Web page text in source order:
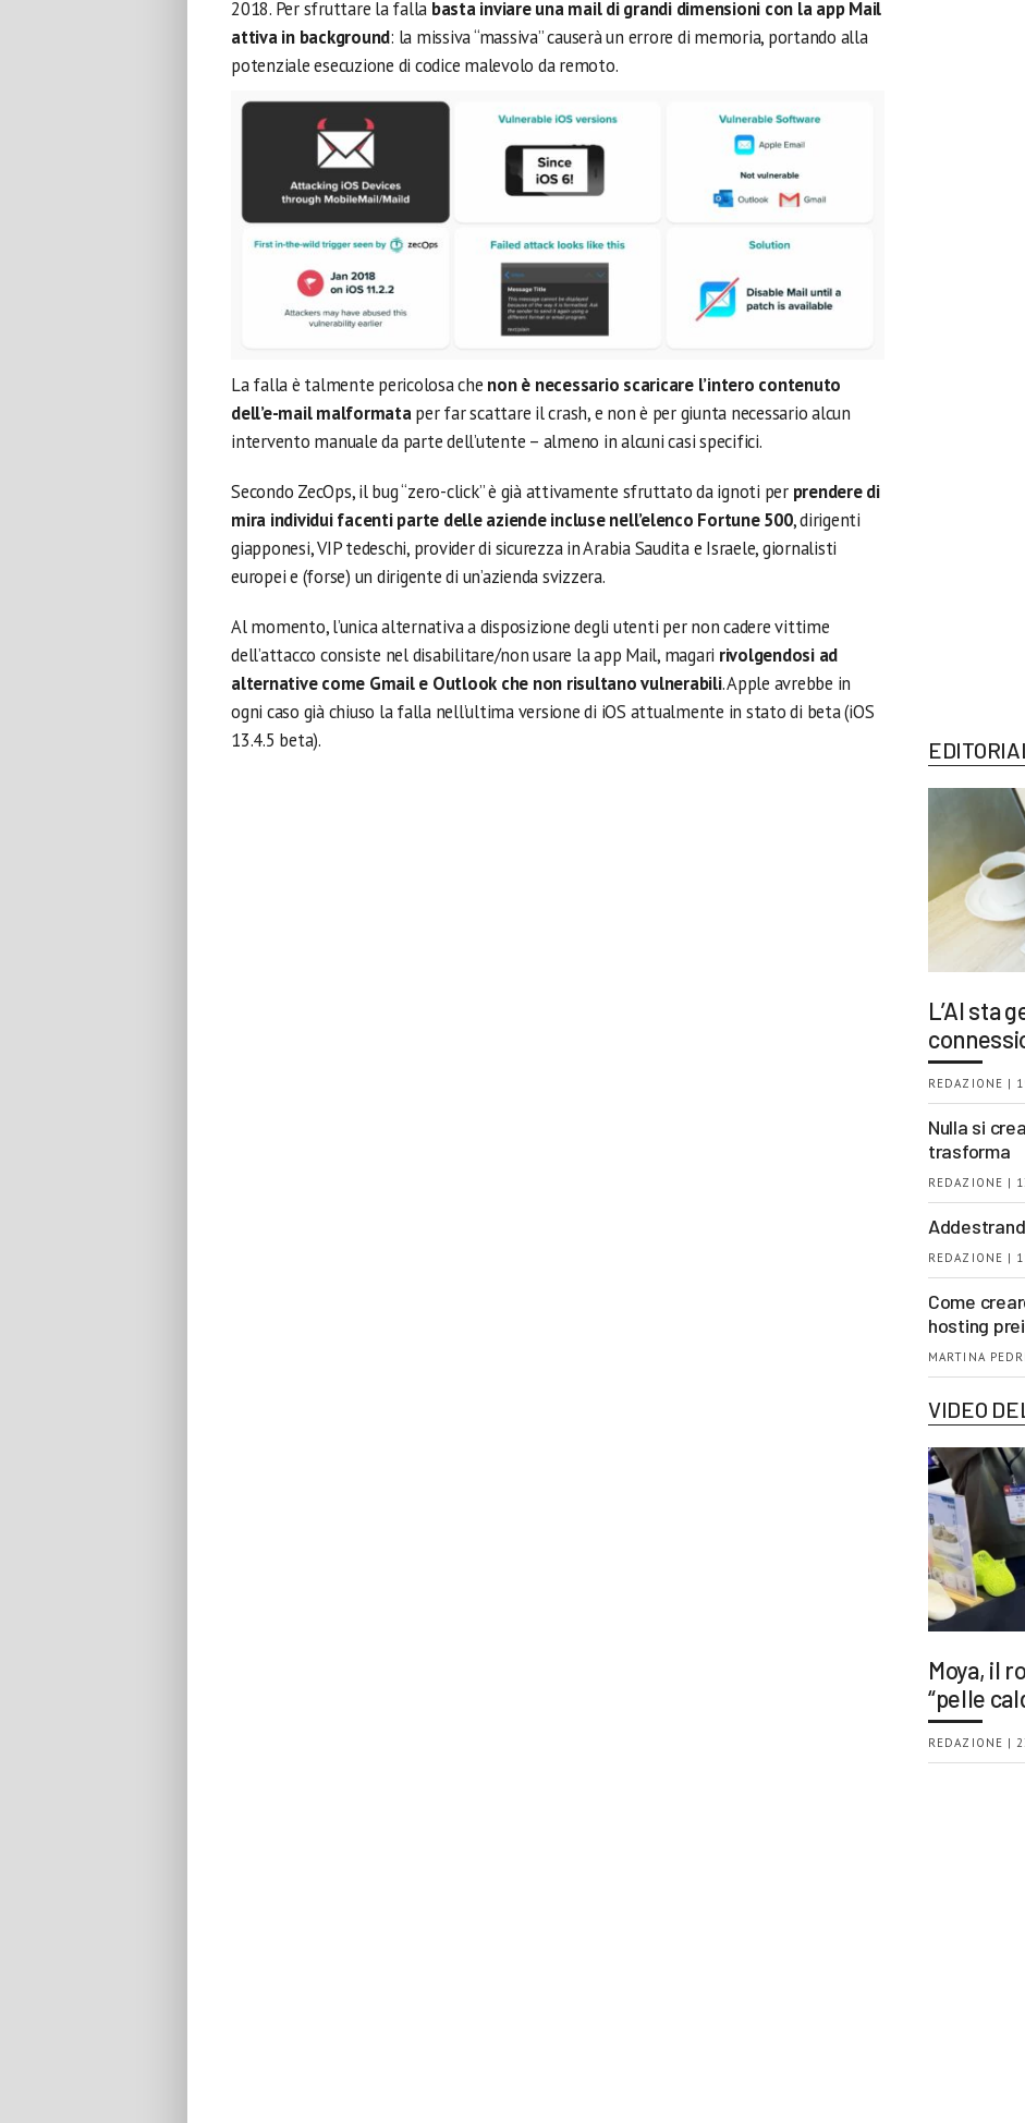
2018. Per sfruttare la falla basta inviare una mail di grandi dimensioni con la app Mail
attiva in background: la missiva “massiva” causerà un errore di memoria, portando alla
potenziale esecuzione di codice malevolo da remoto.
La falla è talmente pericolosa che non è necessario scaricare l’intero contenuto
dell’e-mail malformataper far scattare il crash, e non è per giunta necessario alcun
intervento manuale da parte dell’utente – almeno in alcuni casi specifici.
Secondo ZecOps, il bug “zero-click” è già attivamente sfruttato da ignoti per prendere di
mira individui facenti parte delle aziende incluse nell’elenco Fortune 500, dirigenti
giapponesi, VIP tedeschi, provider di sicurezza in Arabia Saudita e Israele, giornalisti
europei e (forse) un dirigente di un’azienda svizzera.
Al momento, l’unica alternativa a disposizione degli utenti per non cadere vittime
dell’attacco consiste nel disabilitare/non usare la app Mail, magari rivolgendosi ad
alternative come Gmail e Outlook che non risultano vulnerabili. Apple avrebbe in
ogni caso già chiuso la falla nell’ultima versione di iOS attualmente in stato di beta (iOS
13.4.5 beta).
L’AI sta
REDAZIONE |
Nulla si
trasforma
REDAZIONE |
REDAZIONE |
Come
hosting
MARTINA
VIDEO
Moya, il
“pelle
REDAZIONE |